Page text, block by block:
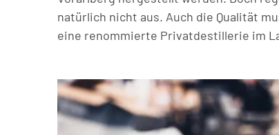
natürlich nicht aus. Auch die Qualität
eine renommierte Privatdestillerie im